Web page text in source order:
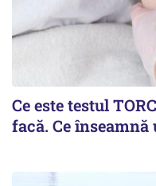
Ce este testul
facă. Ce